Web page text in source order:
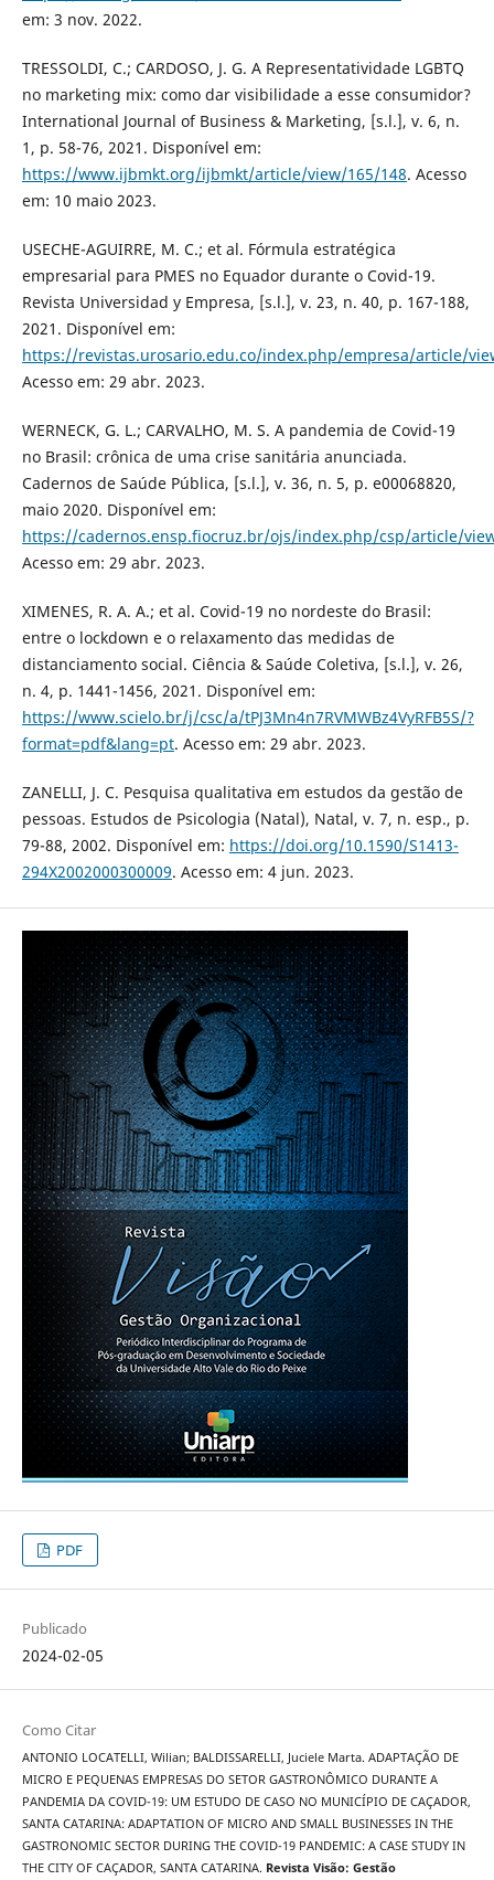
em: 3 nov. 2022.
TRESSOLDI, C.; CARDOSO, J. G. A Representatividade LGBTQ
no marketing mix: como dar visibilidade a esse consumidor?
International Journal of Business & Marketing, [s.l.], v. 6, n.
1, p. 58-76, 2021. Disponível em:
https://www.ijbmkt.org/ijbmkt/article/view/165/148. Acesso
em: 10 maio 2023.
USECHE-AGUIRRE, M. C.; et al. Fórmula estratégica
empresarial para PMES no Equador durante o Covid-19.
Revista Universidad y Empresa, [s.l.], v. 23, n. 40, p. 167-188,
2021. Disponível em:
https://revistas.urosario.edu.co/index.php/empresa/article/
Acesso em: 29 abr. 2023.
WERNECK, G. L.; CARVALHO, M. S. A pandemia de Covid-19
no Brasil: crônica de uma crise sanitária anunciada.
Cadernos de Saúde Pública, [s.l.], v. 36, n. 5, p. e00068820,
maio 2020. Disponível em:
https://cadernos.ensp.fiocruz.br/ojs/index.php/csp/article/
Acesso em: 29 abr. 2023.
XIMENES, R. A. A.; et al. Covid-19 no nordeste do Brasil:
entre o lockdown e o relaxamento das medidas de
distanciamento social. Ciência & Saúde Coletiva, [s.l.], v. 26,
n. 4, p. 1441-1456, 2021. Disponível em:
https://www.scielo.br/j/csc/a/tPJ3Mn4n7RVMWBz4VyRFB5S/?
format=pdf&lang=pt. Acesso em: 29 abr. 2023.
ZANELLI, J. C. Pesquisa qualitativa em estudos da gestão de
pessoas. Estudos de Psicologia (Natal), Natal, v. 7, n. esp., p.
79-88, 2002. Disponível em: https://doi.org/10.1590/S1413-
294X2002000300009. Acesso em: 4 jun. 2023.
PDF
Publicado
2024-02-05
Como Citar
ANTONIO LOCATELLI, Wilian; BALDISSARELLI, Juciele Marta. ADAPTAÇÃO DE
MICRO E PEQUENAS EMPRESAS DO SETOR GASTRONÔMICO DURANTE A
PANDEMIA DA COVID-19: UM ESTUDO DE CASO NO MUNICÍPIO DE CAÇADOR,
SANTA CATARINA: ADAPTATION OF MICRO AND SMALL BUSINESSES IN THE
GASTRONOMIC SECTOR DURING THE COVID-19 PANDEMIC: A CASE STUDY IN
THE CITY OF CAÇADOR, SANTA CATARINA. Revista Visão: Gestão